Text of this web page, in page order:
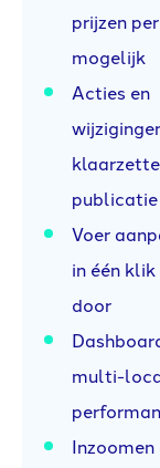
prijzen
mogelijk
Acties en
publicatie
Voer
in één
door
multi-
Inzoomen